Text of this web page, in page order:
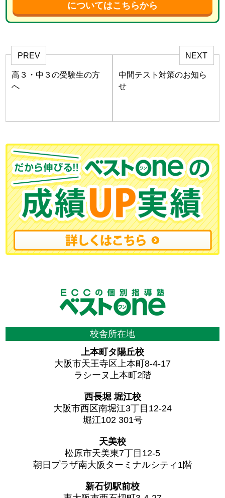
についてはこちらから
PREV
高３・中３の受験生の方
へ
NEXT
中間テスト対策のお知ら
せ
校舎所在地
上本町タ陽丘校
大阪市天王寺区上本町8-4-17
ラシーヌ上本町2階
西長堀 堀江校
大阪市西区南堀江3丁目12-24
堀江102 301号
天美校
松原市天美東7丁目12-5
朝日プラザ南大阪ターミナルシティ1階
新石切駅前校